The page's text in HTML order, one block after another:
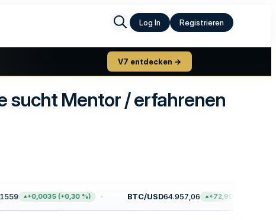
Log In Registrieren
V7 entdecken →
sucht Mentor / erfahrenen
+0,0035 (+0,30 %) BTC/USD64.957,06 +72,90 (+0,11 %)